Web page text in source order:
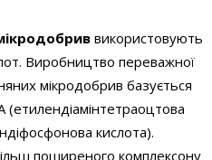
використовують
Виробництво переважної
мікродобрив базується
кислота).
поширеного комплексону